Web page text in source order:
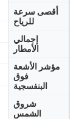
أقصى سرعة
للرياح
إجمالي
الأمطار
مؤشر الأشعة
فوق
البنفسجية
شروق
الشمس